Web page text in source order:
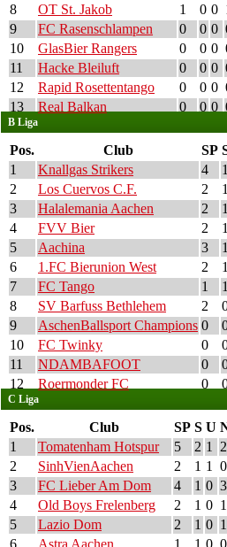
8
OT St. Jakob 1 0 0
9
FC Rasenschlampen 0 0 0
10
GlasBier Rangers 0 0 0
11
Hacke Bleiluft 0 0 0
12
Rapid Rosettentango 0 0 0
13
Real Balkan 0 0 0
B Liga
Pos. Club SP
1
Knallgas Strikers 4 1
2
Los Cuervos C.F. 2 1
3
Halalemania Aachen 2 1
4
FVV Bier 2 1
5
Aachina 3 1
6
1.FC Bierunion West 2 1
7
FC Tango 1 1
8
SV Barfuss Bethlehem 2
9
AschenBallsport Champions 0
10
FC Twinky 0
11
NDAMBAFOOT 0
12
Roermonder FC 0
C Liga
Pos. Club SP S U
1
Tomatenham Hotspur 5 2 1 2
2
SinhVienAachen 2 1 1 0
3
FC Lieber Am Dom 4 1 0 3
4
Old Boys Frelenberg 2 1 0 1
5
Lazio Dom 2 1 0 1
6
Astra Aachen 1 1 0 0